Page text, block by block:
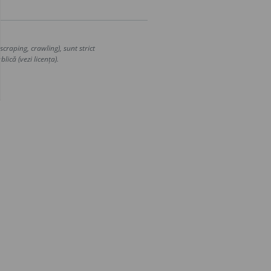
crawling), sunt strict
(vezi licența).